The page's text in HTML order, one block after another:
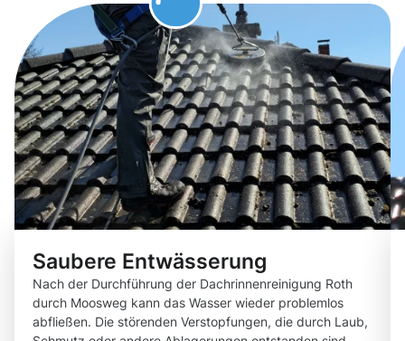
Saubere Entwässerung
Nach der Durchführung der Dachrinnenreinigung Roth
durch Moosweg kann das Wasser wieder problemlos
abfließen. Die störenden Verstopfungen, die durch Laub,